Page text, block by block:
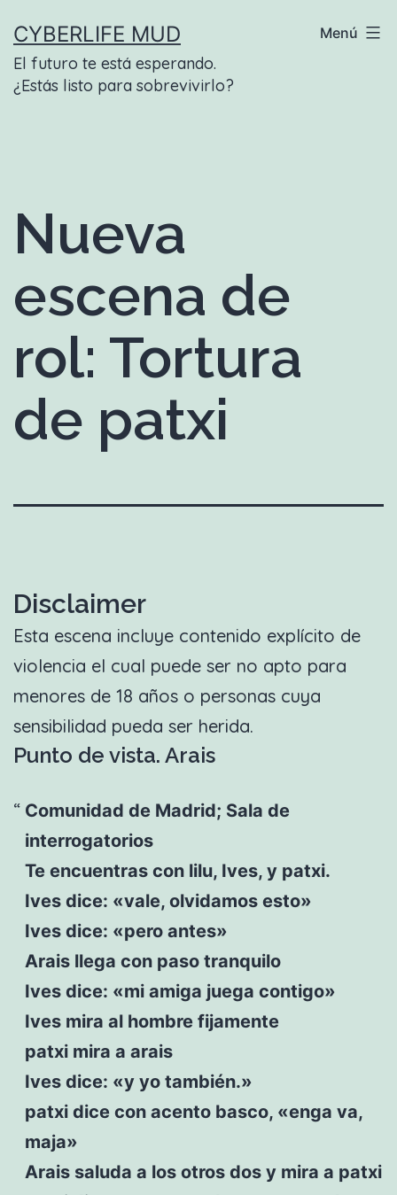
contenido
CYBERLIFE MUD
El futuro te está esperando.
¿Estás listo para sobrevivirlo?
Menú
Nueva
escena de
rol: Tortura
de patxi
Disclaimer
Esta escena incluye contenido explícito de
violencia el cual puede ser no apto para
menores de 18 años o personas cuya
sensibilidad pueda ser herida.
Punto de vista. Arais
Comunidad de Madrid; Sala de
interrogatorios
Te encuentras con lilu, Ives, y patxi.
Ives dice: «vale, olvidamos esto»
Ives dice: «pero antes»
Arais llega con paso tranquilo
Ives dice: «mi amiga juega contigo»
Ives mira al hombre fijamente
patxi mira a arais
Ives dice: «y yo también.»
patxi dice con acento basco, «enga va,
maja»
Arais saluda a los otros dos y mira a patxi